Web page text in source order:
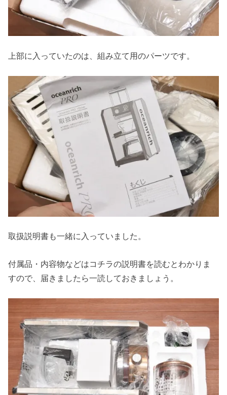
上部に入っていたのは、組み立て用のパーツです。
取扱説明書も一緒に入っていました。
付属品・内容物などはコチラの説明書を読むとわかりま
すので、届きましたら一読しておきましょう。